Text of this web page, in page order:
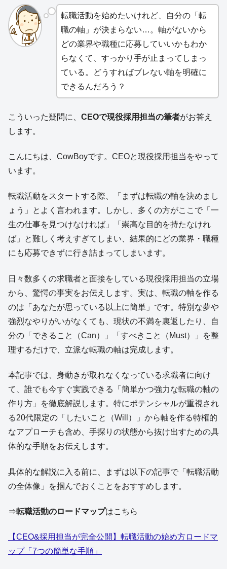
転職活動を始めたいけれど、自分の「転
職の軸」が決まらない…。軸がないから
どの業界や職種に応募していいかもわか
らなくて、すっかり手が止まってしまっ
ている。どうすればブレない軸を明確に
できるんだろう？
こういった疑問に、 CEOで現役採用担当の筆者がお答え
します。
こんにちは、CowBoyです。CEOと現役採用担当をやって
います。
転職活動をスタートする際、「まずは転職の軸を決めまし
ょう」とよく言われます。しかし、多くの方がここで「一
生の仕事を見つけなければ」「崇高な目的を持たなけれ
ば」と難しく考えすぎてしまい、結果的にどの業界・職種
にも応募できずに行き詰まってしまいます。
日々数多くの求職者と面接をしている現役採用担当の立場
から、驚愕の事実をお伝えします。実は、転職の軸を作る
のは「あなたが思っている以上に簡単」です。特別な夢や
強烈なやりがいがなくても、現状の不満を裏返したり、自
分の「できること（Can）」「すべきこと（Must）」を整
理するだけで、立派な転職の軸は完成します。
本記事では、身動きが取れなくなっている求職者に向け
て、誰でも今すぐ実践できる「簡単かつ強力な転職の軸の
作り方」を徹底解説します。特にポテンシャルが重視され
る20代限定の「したいこと（Will）」から軸を作る特権的
なアプローチも含め、手探りの状態から抜け出すための具
体的な手順をお伝えします。
具体的な解説に入る前に、まずは以下の記事で「転職活動
の全体像」を掴んでおくことをおすすめします。
⇒転職活動のロードマップはこちら
【CEO&採用担当が完全公開】転職活動の始め方ロードマ
ップ「7つの簡単な手順」